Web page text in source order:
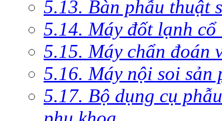
5.13. Bàn phẫu thuật
5.14. Máy đốt lạnh
5.15. Máy chẩn đoán
5.16. Máy nội soi sản
5.17. Bộ dụng cụ